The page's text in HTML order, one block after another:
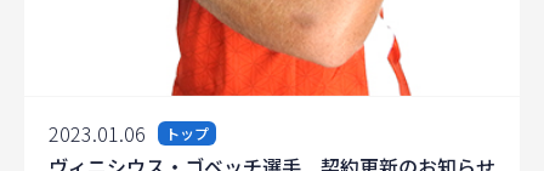
2023.01.06 トップ